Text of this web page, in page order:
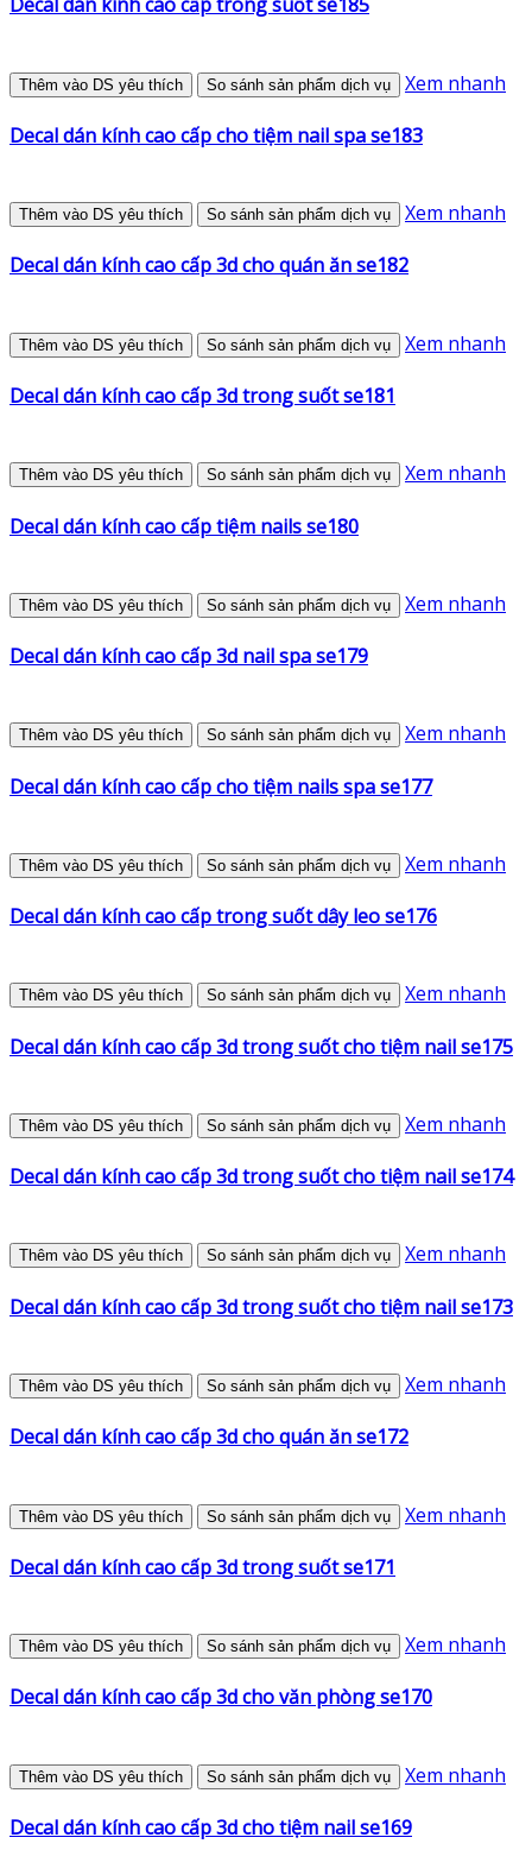
Decal dán kính cao cấp trong suốt se185
Thêm vào DS yêu thích So sánh sản phẩm dịch vụ Xem nhanh
Decal dán kính cao cấp cho tiệm nail spa se183
Thêm vào DS yêu thích So sánh sản phẩm dịch vụ Xem nhanh
Decal dán kính cao cấp 3d cho quán ăn se182
Thêm vào DS yêu thích So sánh sản phẩm dịch vụ Xem nhanh
Decal dán kính cao cấp 3d trong suốt se181
Thêm vào DS yêu thích So sánh sản phẩm dịch vụ Xem nhanh
Decal dán kính cao cấp tiệm nails se180
Thêm vào DS yêu thích So sánh sản phẩm dịch vụ Xem nhanh
Decal dán kính cao cấp 3d nail spa se179
Thêm vào DS yêu thích So sánh sản phẩm dịch vụ Xem nhanh
Decal dán kính cao cấp cho tiệm nails spa se177
Thêm vào DS yêu thích So sánh sản phẩm dịch vụ Xem nhanh
Decal dán kính cao cấp trong suốt dây leo se176
Thêm vào DS yêu thích So sánh sản phẩm dịch vụ Xem nhanh
Decal dán kính cao cấp 3d trong suốt cho tiệm nail se175
Thêm vào DS yêu thích So sánh sản phẩm dịch vụ Xem nhanh
Decal dán kính cao cấp 3d trong suốt cho tiệm nail se174
Thêm vào DS yêu thích So sánh sản phẩm dịch vụ Xem nhanh
Decal dán kính cao cấp 3d trong suốt cho tiệm nail se173
Thêm vào DS yêu thích So sánh sản phẩm dịch vụ Xem nhanh
Decal dán kính cao cấp 3d cho quán ăn se172
Thêm vào DS yêu thích So sánh sản phẩm dịch vụ Xem nhanh
Decal dán kính cao cấp 3d trong suốt se171
Thêm vào DS yêu thích So sánh sản phẩm dịch vụ Xem nhanh
Decal dán kính cao cấp 3d cho văn phòng se170
Thêm vào DS yêu thích So sánh sản phẩm dịch vụ Xem nhanh
Decal dán kính cao cấp 3d cho tiệm nail se169